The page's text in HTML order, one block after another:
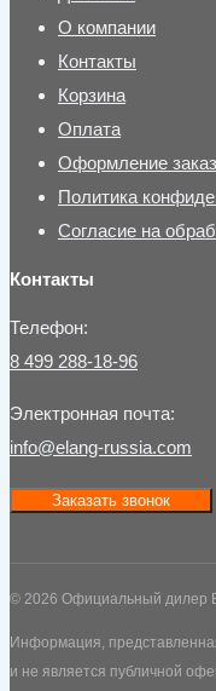
О компании
Контакты
Корзина
Оплата
Оформление
Политика
Согласие на
Контакты
Телефон:
8 499 288-18-96
Электронная почта:
info@elang-russia.com
Заказать звонок
© 2026 Официальный дилер
Информация,
и не является публичной